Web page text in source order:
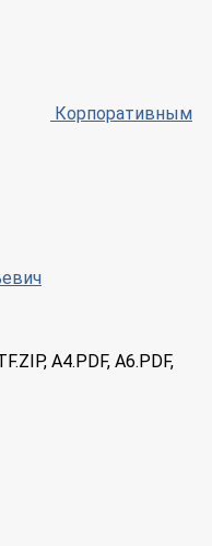
Корпоративным
A4.PDF, A6.PDF,